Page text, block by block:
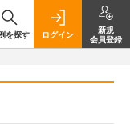
を探す ログイン
新規
会員登録